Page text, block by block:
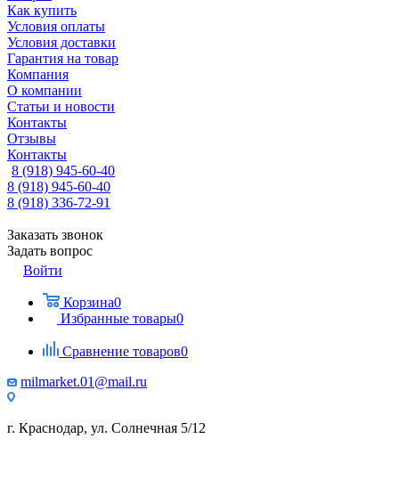
Как купить
Условия оплаты
Условия доставки
Гарантия на товар
Компания
О компании
Статьи и новости
Контакты
Отзывы
Контакты
8 (918) 945-60-40
8 (918) 945-60-40
8 (918) 336-72-91
Заказать звонок
Задать вопрос
Войти
Корзина0
Избранные товары0
Сравнение товаров0
milmarket.01@mail.ru
г. Краснодар, ул. Солнечная 5/12